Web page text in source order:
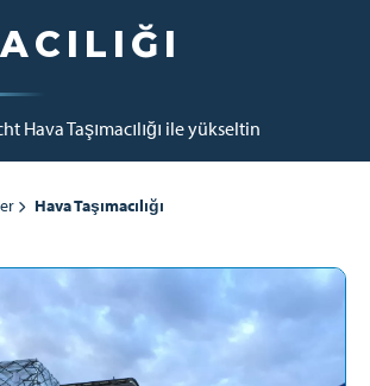
Hava Taşımacılığı ile yükseltin
Hava Taşımacılığı